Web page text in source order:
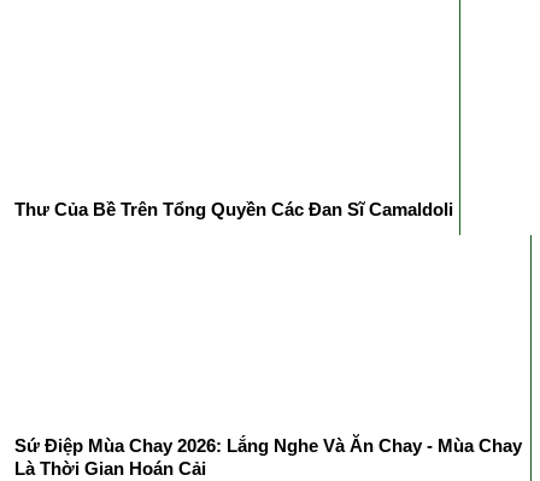
Thư Của Bề Trên Tổng Quyền Các Đan Sĩ Camaldoli
Sứ Điệp Mùa Chay 2026: Lắng Nghe Và Ăn Chay - Mùa Chay
Là Thời Gian Hoán Cải